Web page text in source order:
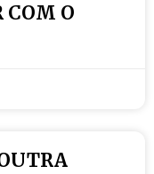
COM O